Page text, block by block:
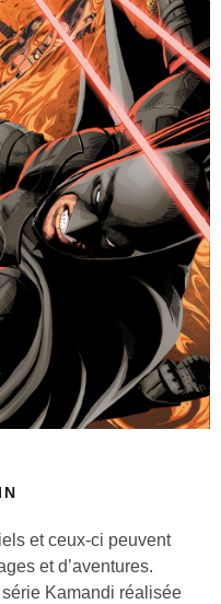
et ceux-ci peuvent
et d’aventures.
Kamandi réalisée